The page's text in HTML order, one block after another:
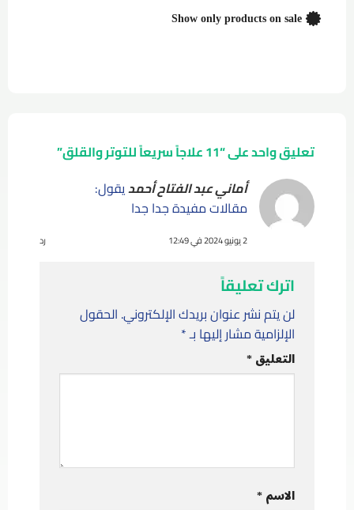
Show only products on sale
تعليق واحد على “11 علاجاً سريعاً للتوتر والقلق
”
أماني عبد الفتاح أحمديقول:
مقالات مفيدة جدا جدا
2 يونيو 2024 في 12:49 رد
اترك تعليقاً
لن يتم نشر عنوان بريدك الإلكتروني. الحقول
الإلزامية مشار إليها بـ*
التعليق*
الاسم*